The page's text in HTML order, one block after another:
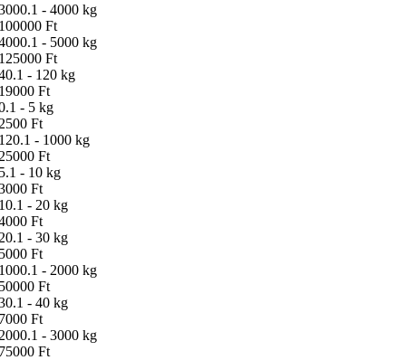
- 4000 kg
Ft
- 5000 kg
Ft
- 120 kg
Ft
- 5 kg
Ft
- 1000 kg
Ft
- 10 kg
Ft
- 20 kg
Ft
- 30 kg
Ft
- 2000 kg
Ft
- 40 kg
Ft
- 3000 kg
Ft